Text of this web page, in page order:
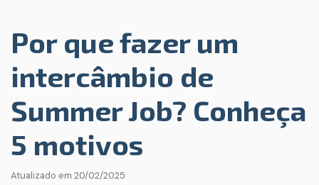
Por que fazer um
intercâmbio de
Summer Job? Conheça
5 motivos
Atualizado em 20/02/2025